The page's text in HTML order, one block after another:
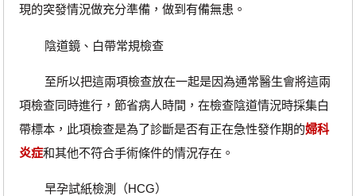
現的突發情況做充分準備，做到有備無患。
陰道鏡、白帶常規檢查
至所以把這兩項檢查放在一起是因為通常醫生會將這兩
項檢查同時進行，節省病人時間，在檢查陰道情況時採集白
帶標本，此項檢查是為了診斷是否有正在急性發作期的婦科
炎症和其他不符合手術條件的情況存在。
早孕試紙檢測（HCG）